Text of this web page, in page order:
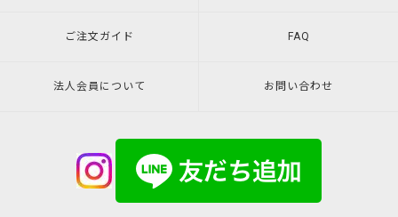
ご注文ガイド FAQ
法人会員について お問い合わせ